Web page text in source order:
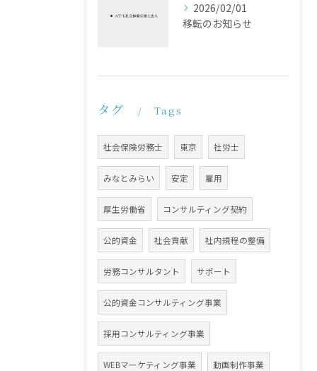
2026/02/01
移転のお知らせ
タグ Tags
社会保険労務士 東京 社労士
みなとみらい 安定 雇用
厚生労働省 コンサルティング契約
公的資金 社会貢献 社内規程の整備
労務コンサルタント サポート
公的資金コンサルティング事業
採用コンサルティング事業
WEBマーケティング事業 動画制作事業